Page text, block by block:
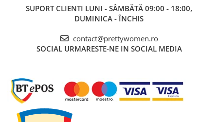
SUPORT CLIENTI LUNI - SÂMBĂTĂ 09:00 - 18:00,
DUMINICA - ÎNCHIS
contact@prettywomen.ro
SOCIAL URMARESTE-NE IN SOCIAL MEDIA